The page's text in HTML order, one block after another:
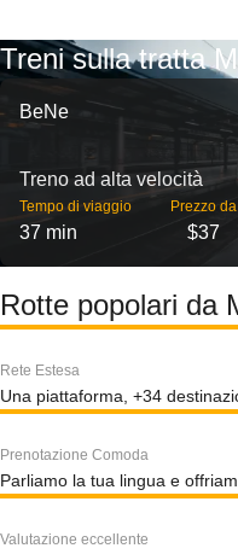
Treni sulla tratta
BeNe
Treno ad alta velocità
Tempo di viaggio
37 min
Prezzo da
$37
Rotte popolari da
Rete Estesa
Una piattaforma, +34
Prenotazione Comoda
Parliamo la tua lingua e
Valutazione eccellente